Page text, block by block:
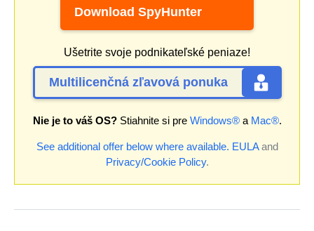
Download SpyHunter
Ušetrite svoje podnikateľské peniaze!
Multilicenčná zľavová ponuka
Nie je to váš OS?Stiahnite si pre Windows®a Mac®.
See additional offer below where available. EULAand
Privacy/Cookie Policy.